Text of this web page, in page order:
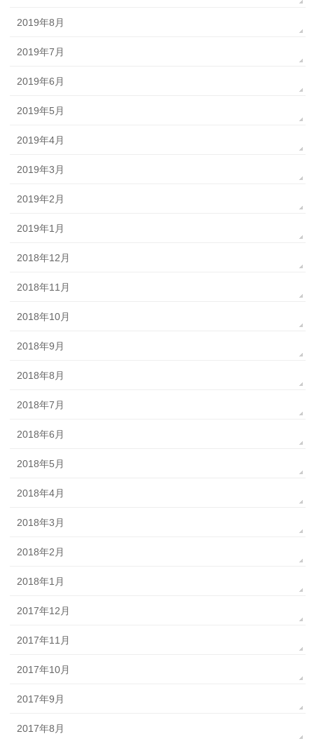
2019年8月
2019年7月
2019年6月
2019年5月
2019年4月
2019年3月
2019年2月
2019年1月
2018年12月
2018年11月
2018年10月
2018年9月
2018年8月
2018年7月
2018年6月
2018年5月
2018年4月
2018年3月
2018年2月
2018年1月
2017年12月
2017年11月
2017年10月
2017年9月
2017年8月